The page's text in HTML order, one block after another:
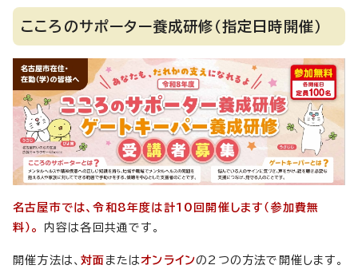
こころのサポーター養成研修（指定日時開催）
名古屋市では、令和8年度は計10回開催します（参加費無
料）。
内容は各回共通です。
開催方法は、対面 または オンラインの2つの方法で開催します。